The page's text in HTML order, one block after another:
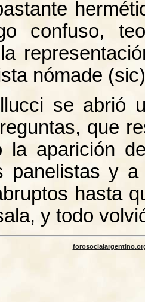
confuso,
nómade
se abrió
que
la aparición
panelistas y
hasta
y todo